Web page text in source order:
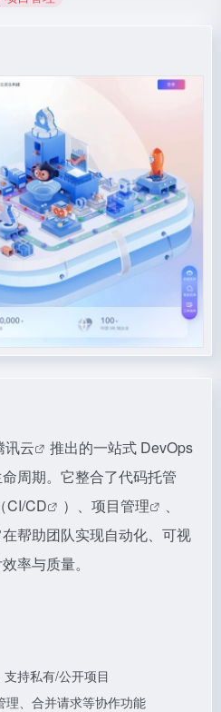
讯云
推出的一站式 DevOps
周期。它整合了代码托管
CI/CD ）、 项目管理
、
帮助团队实现自动化、可视
率与质量。
持私有/公开项目
理、合并请求等协作功能